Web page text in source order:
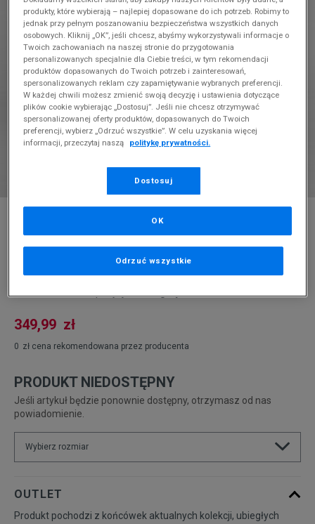
* Zdjęcie poglądowe
NIKE BLUZA Z KAPTUREM SPORTSWEAR
TECH FLEECE
Produkt pochodzi z końcówek aktualnych kolekcji, ubiegłych
0 zł cena rekomendowana przez producenta
349,99 zł
PRODUKT NIEDOSTĘPNY
Jeśli artykuł będzie ponownie dostępny, otrzymasz od nas
powiadomienie.
Wybierz rozmiar
S
OUTLET
Produkt pochodzi z końcówek aktualnych kolekcji, ubiegłych
produkty, które wybierają – najlepiej dopasowane do ich potrzeb. Robimy to
jednak przy pełnym poszanowaniu bezpieczeństwa wszystkich danych
osobowych. Kliknij „OK”, jeśli chcesz, abyśmy wykorzystywali informacje o
Twoich zachowaniach na naszej stronie do przygotowania
personalizowanych specjalnie dla Ciebie treści, w tym rekomendacji
produktów dopasowanych do Twoich potrzeb i zainteresowań,
spersonalizowanych reklam czy zapamiętywanie wybranych preferencji.
W każdej chwili możesz zmienić swoją decyzję i ustawienia dotyczące
plików cookie wybierając „Dostosuj”. Jeśli nie chcesz otrzymywać
spersonalizowanej oferty produktów, dopasowanych do Twoich
preferencji, wybierz „Odrzuć wszystkie”. W celu uzyskania więcej
informacji, przeczytaj naszą
politykę prywatności.
Dostosuj
Odrzuć wszystkie
OK